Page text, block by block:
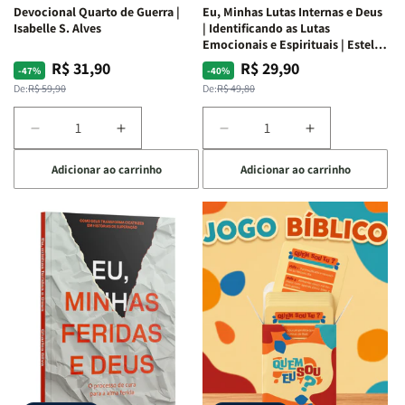
Devocional Quarto de Guerra |
Isabelle S. Alves
-47%
Preço
normal
De:R$ 59,90
Preço
promocional
R$ 31,90
Diminuir
a
quantidade
de
Devocional
Quarto
de
Guerra
Isabelle
S.
Alves
Aumentar
a
quantidade
de
Devocional
Quarto
Guerra
Isabelle
S.
Alves
Adicionar ao carrinho
Eu, Minhas Lutas Internas e Deus
| Identificando as Lutas
Emocionais e Espirituais | Estela
Costa
-40%
Preço
normal
De:R$ 49,80
Preço
promocional
R$ 29,90
Diminuir
a
quantidade
de
Eu,
Minhas
Lutas
Internas
e
Deus
|
Identificando
Lutas
Aumentar
a
quantidade
de
Eu,
Minhas
Lutas
Internas
e
Deus
|
Identificando
as
Lutas
Adicionar ao carrinho